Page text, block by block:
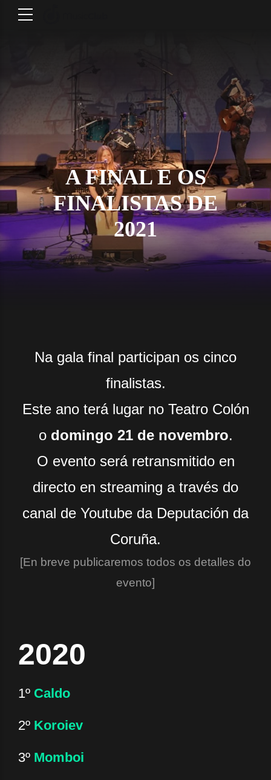
A FINAL E OS
FINALISTAS DE
2021
Na gala final participan os cinco
finalistas.
Este ano terá lugar no Teatro Colón
o domingo 21 de novembro.
O evento será retransmitido en
directo en streaming a través do
canal de Youtube da Deputación da
Coruña.
[En breve publicaremos todos os detalles do
evento]
2020
1º Caldo
2º Koroiev
3º Momboi